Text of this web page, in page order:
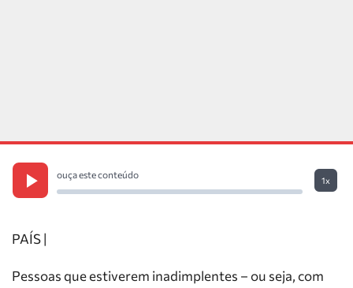
ouça este conteúdo
1x
PAÍS |
Pessoas que estiverem inadimplentes – ou seja, com